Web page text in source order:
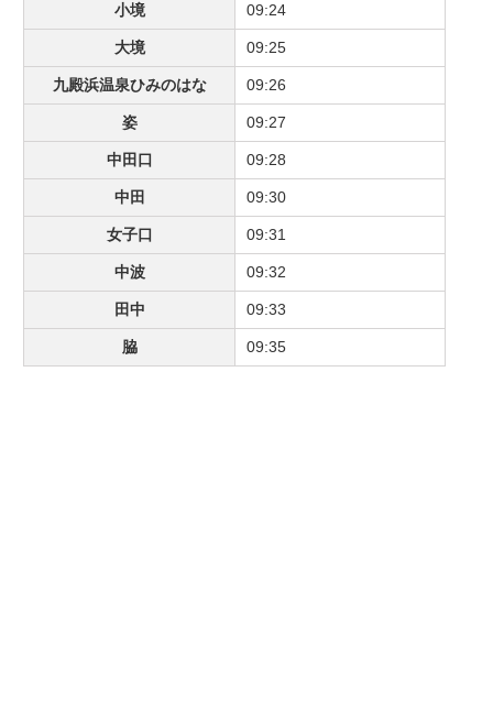
小境 09:24
大境 09:25
九殿浜温泉ひみのはな 09:26
姿 09:27
中田口 09:28
中田 09:30
女子口 09:31
中波 09:32
田中 09:33
脇 09:35